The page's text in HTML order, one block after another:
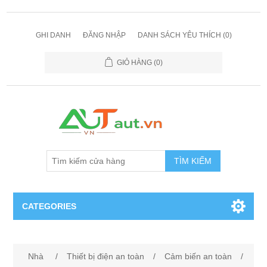
GHI DANH ĐĂNG NHẬP DANH SÁCH YÊU THÍCH (0)
GIỎ HÀNG (0)
TÌM KIẾM
CATEGORIES
Nhà / Thiết bị điện an toàn / Cảm biến an toàn
/